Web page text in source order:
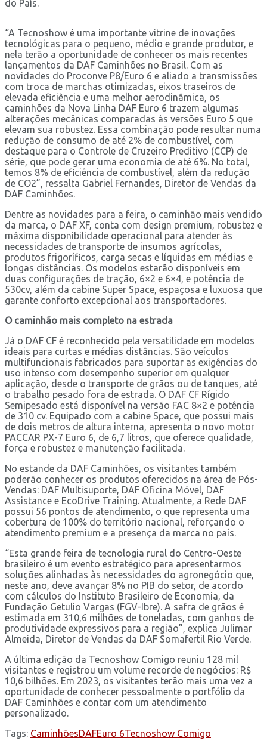
do País.
“A Tecnoshow é uma importante vitrine de inovações
tecnológicas para o pequeno, médio e grande produtor, e
nela terão a oportunidade de conhecer os mais recentes
lançamentos da DAF Caminhões no Brasil. Com as
novidades do Proconve P8/Euro 6 e aliado a transmissões
com troca de marchas otimizadas, eixos traseiros de
elevada eficiência e uma melhor aerodinâmica, os
caminhões da Nova Linha DAF Euro 6 trazem algumas
alterações mecânicas comparadas às versões Euro 5 que
elevam sua robustez. Essa combinação pode resultar numa
redução de consumo de até 2% de combustível, com
destaque para o Controle de Cruzeiro Preditivo (CCP) de
série, que pode gerar uma economia de até 6%. No total,
temos 8% de eficiência de combustível, além da redução
de CO2”, ressalta Gabriel Fernandes, Diretor de Vendas da
DAF Caminhões.
Dentre as novidades para a feira, o caminhão mais vendido
da marca, o DAF XF, conta com design premium, robustez e
máxima disponibilidade operacional para atender às
necessidades de transporte de insumos agrícolas,
produtos frigoríficos, carga secas e líquidas em médias e
longas distâncias. Os modelos estarão disponíveis em
duas configurações de tração, 6×2 e 6×4, e potência de
530cv, além da cabine Super Space, espaçosa e luxuosa que
garante conforto excepcional aos transportadores.
O caminhão mais completo na estrada
Já o DAF CF é reconhecido pela versatilidade em modelos
ideais para curtas e médias distâncias. São veículos
multifuncionais fabricados para suportar as exigências do
uso intenso com desempenho superior em qualquer
aplicação, desde o transporte de grãos ou de tanques, até
o trabalho pesado fora de estrada. O DAF CF Rígido
Semipesado está disponível na versão FAC 8×2 e potência
de 310 cv. Equipado com a cabine Space, que possui mais
de dois metros de altura interna, apresenta o novo motor
PACCAR PX-7 Euro 6, de 6,7 litros, que oferece qualidade,
força e robustez e manutenção facilitada.
No estande da DAF Caminhões, os visitantes também
poderão conhecer os produtos oferecidos na área de Pós-
Vendas: DAF Multisuporte, DAF Oficina Móvel, DAF
Assistance e EcoDrive Training. Atualmente, a Rede DAF
possui 56 pontos de atendimento, o que representa uma
cobertura de 100% do território nacional, reforçando o
atendimento premium e a presença da marca no país.
“Esta grande feira de tecnologia rural do Centro-Oeste
brasileiro é um evento estratégico para apresentarmos
soluções alinhadas às necessidades do agronegócio que,
neste ano, deve avançar 8% no PIB do setor, de acordo
com cálculos do Instituto Brasileiro de Economia, da
Fundação Getulio Vargas (FGV-Ibre). A safra de grãos é
estimada em 310,6 milhões de toneladas, com ganhos de
produtividade expressivos para a região”, explica Julimar
Almeida, Diretor de Vendas da DAF Somafertil Rio Verde.
A última edição da Tecnoshow Comigo reuniu 128 mil
visitantes e registrou um volume recorde de negócios: R$
10,6 bilhões. Em 2023, os visitantes terão mais uma vez a
oportunidade de conhecer pessoalmente o portfólio da
DAF Caminhões e contar com um atendimento
personalizado.
Tags: CaminhõesDAFEuro 6Tecnoshow Comigo